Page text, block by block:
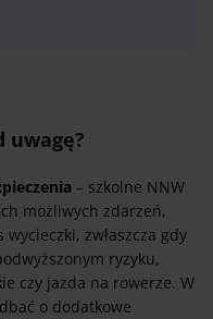
uwagę?
– szkolne NNW
możliwych zdarzeń,
zwłaszcza gdy
ryzyku,
czy jazda na rowerze. W
o dodatkowe